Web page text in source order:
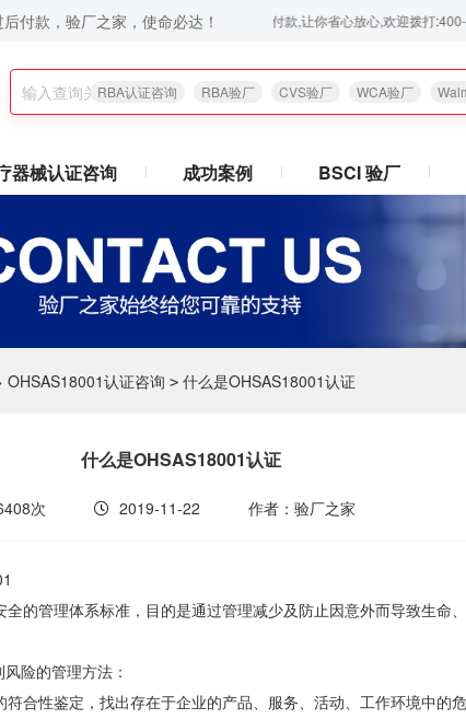
付款，验厂之家，使命必达！
询、验厂辅导服务,验厂无忧,通过后付款,让你省心放心,欢迎拨打:400-008-
RBA认证咨询 RBA验厂 CVS验厂 WCA验厂
器械认证咨询 成功案例 BSCI 验厂
OHSAS18001认证咨询 > 什么是OHSAS18001认证
什么是OHSAS18001认证
次 2019-11-22 作者：验厂之家
的管理体系标准，目的是通过管理减少及防止因意外而导致生命
险的管理方法：
合性鉴定，找出存在于企业的产品、服务、活动、工作环境中的危